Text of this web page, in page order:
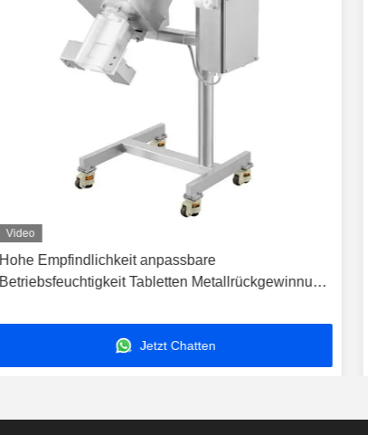
Video
Hohe Empfindlichkeit anpassbare
Betriebsfeuchtigkeit Tabletten Metallrückgewinnung
Jetzt Chatten